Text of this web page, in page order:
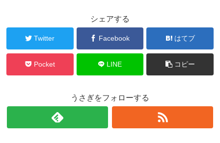
シェアする
Twitter Facebook はてブ
Pocket LINE コピー
うさぎをフォローする